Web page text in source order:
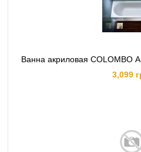
Ванна акриловая COLOMBO
3,099